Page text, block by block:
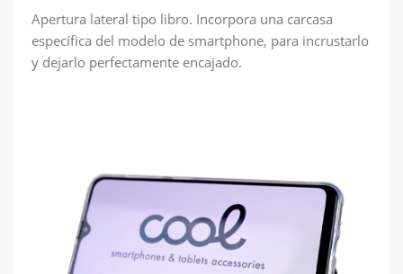
Apertura lateral tipo libro. Incorpora una carcasa
específica del modelo de smartphone, para incrustarlo
y dejarlo perfectamente encajado.